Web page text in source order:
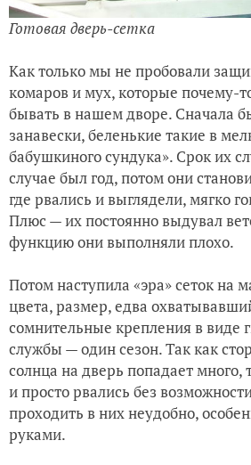
Готовая дверь-сетка
Как только мы не пробовали
комаров и мух, которые почему-
бывать в нашем дворе. Сначала
занавески, беленькие такие в
бабушкиного сундука». Срок их
случае был год, потом они
где рвались и выглядели, мягко
Плюс — их постоянно выдувал
функцию они выполняли плохо.
Потом наступила «эра» сеток на
цвета, размер, едва
сомнительные крепления в виде
службы — один сезон. Так как
солнца на дверь попадает много,
и просто рвались без
проходить в них неудобно,
руками.